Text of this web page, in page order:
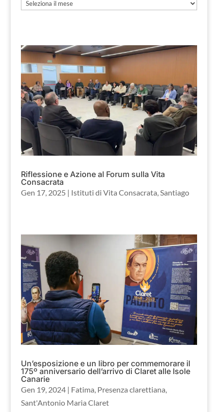
Archivio
Riflessione e Azione al Forum sulla Vita
Consacrata
Gen 17, 2025 | Istituti di Vita Consacrata Santiago
Un’esposizione e un libro per commemorare il
175º anniversario dell’arrivo di Claret alle Isole
Canarie
Gen 19, 2024| Fatima Presenza clarettiana
Sant'Antonio Maria Claret